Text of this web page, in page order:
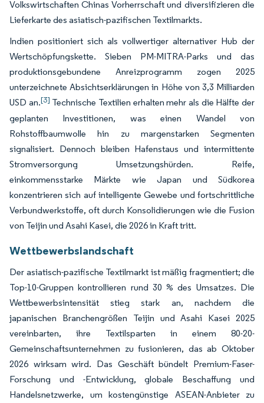
Volkswirtschaften Chinas Vorherrschaft und diversifizieren die
Lieferkarte des asiatisch-pazifischen Textilmarkts.
Indien positioniert sich als vollwertiger alternativer Hub der
Wertschöpfungskette. Sieben PM-MITRA-Parks und das
produktionsgebundene Anreizprogramm zogen 2025
unterzeichnete Absichtserklärungen in Höhe von 3,3 Milliarden
USD an.[3] Technische Textilien erhalten mehr als die Hälfte der
geplanten Investitionen, was einen Wandel von
Rohstoffbaumwolle hin zu margenstarken Segmenten
signalisiert. Dennoch bleiben Hafenstaus und intermittente
Stromversorgung Umsetzungshürden. Reife,
einkommensstarke Märkte wie Japan und Südkorea
konzentrieren sich auf intelligente Gewebe und fortschrittliche
Verbundwerkstoffe, oft durch Konsolidierungen wie die Fusion
von Teijin und Asahi Kasei, die 2026 in Kraft tritt.
Wettbewerbslandschaft
Der asiatisch-pazifische Textilmarkt ist mäßig fragmentiert; die
Top-10-Gruppen kontrollieren rund 30 % des Umsatzes. Die
Wettbewerbsintensität stieg stark an, nachdem die
japanischen Branchengrößen Teijin und Asahi Kasei 2025
vereinbarten, ihre Textilsparten in einem 80-20-
Gemeinschaftsunternehmen zu fusionieren, das ab Oktober
2026 wirksam wird. Das Geschäft bündelt Premium-Faser-
Forschung und -Entwicklung, globale Beschaffung und
Handelsnetzwerke, um kostengünstige ASEAN-Anbieter zu